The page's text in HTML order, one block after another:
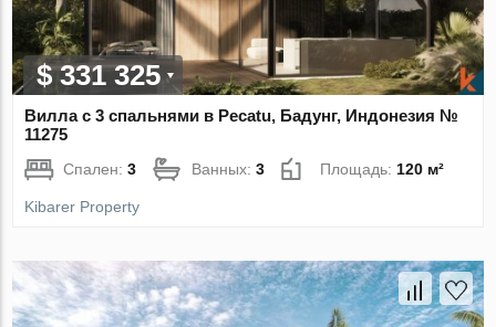
$ 331 325
Вилла с 3 спальнями в Pecatu, Бадунг, Индонезия №
11275
Спален:3 Ванных:3 Площадь:120 м²
Kibarer Property